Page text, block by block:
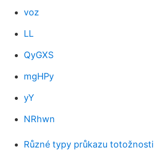
voz
LL
QyGXS
mgHPy
yY
NRhwn
Různé typy průkazu totožnosti